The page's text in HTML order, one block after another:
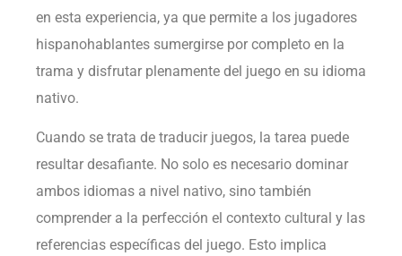
en esta experiencia, ya que permite a los jugadores
hispanohablantes sumergirse por completo en la
trama y disfrutar plenamente del juego en su idioma
nativo.
Cuando se trata de traducir juegos, la tarea puede
resultar desafiante. No solo es necesario dominar
ambos idiomas a nivel nativo, sino también
comprender a la perfección el contexto cultural y las
referencias específicas del juego. Esto implica